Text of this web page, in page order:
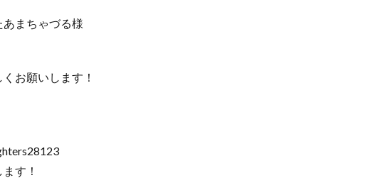
まちゃづる様
お願いします！
す！